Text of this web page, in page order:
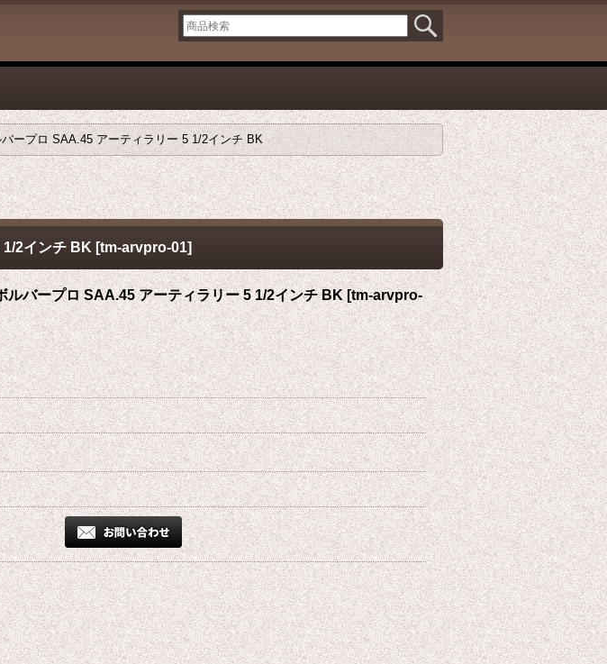
ープロ SAA.45 アーティラリー 5 1/2インチ BK
2インチ BK [tm-arvpro-01]
ルバープロ SAA.45 アーティラリー 5 1/2インチ BK [tm-arvpro-